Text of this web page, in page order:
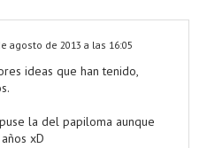
agosto de 2013 a las 16:05
ideas que han tenido,
la del papiloma aunque
xD